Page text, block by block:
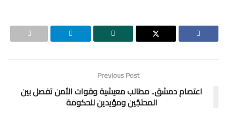
Previous Post
اعتصام دمشق.. مطالب معيشية وقوات الأمن تفصل بين
المحتجّين ومؤيدين للحكومة